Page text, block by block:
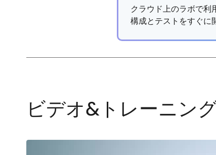
クラウド上のラボで利
構成とテストをすぐに
ビデオ&トレーニン